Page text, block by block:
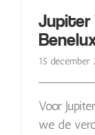
Jupiter
15 december
Voor
we de